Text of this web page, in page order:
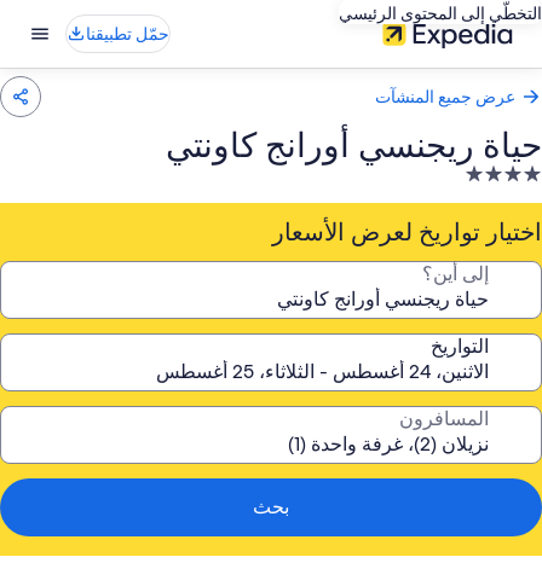
التخطّي إلى المحتوى الرئيسي
حمّل تطبيقنا
عرض جميع المنشآت
حياة ريجنسي أورانج كاونتي
منشأة
فندقية
مصنفة
4.0
اختيار تواريخ لعرض الأسعار
إلى أين؟
التواريخ
المسافرون
بحث